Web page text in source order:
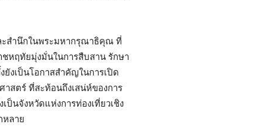
ะสำนึกในพระมหากรุณาธิคุณ ที่
หฤทัยมุ่งมั่นในการสืบสาน รักษา
งเป็นโอกาสสำคัญในการเปิด
สตร์ ที่สะท้อนถึงเสน่ห์ของการ
ป็นจังหวัดแห่งการท่องเที่ยวเชิง
หลาย